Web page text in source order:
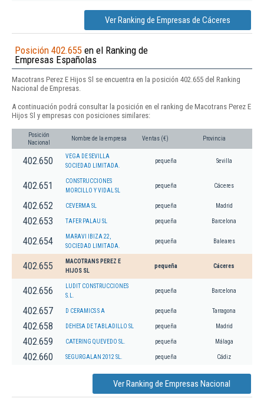
Ver Ranking de Empresas de Cáceres
Posición 402.655 en el Ranking de
Empresas Españolas
Macotrans Perez E Hijos Sl se encuentra en la posición 402.655 del Ranking
Nacional de Empresas.
A continuación podrá consultar la posición en el ranking de Macotrans Perez E
Hijos Sl y empresas con posiciones similares:
Posición
Nacional
Nombre de la empresa Ventas (€) Provincia
402.650
VEGA DE SEVILLA
SOCIEDAD LIMITADA.
pequeña Sevilla
402.651
CONSTRUCCIONES
MORCILLO Y VIDAL SL
pequeña Cáceres
402.652 CEVERMA SL pequeña Madrid
402.653 TAFER PALAU SL pequeña Barcelona
402.654
MARAVI IBIZA 22,
SOCIEDAD LIMITADA.
pequeña Baleares
402.655
MACOTRANS PEREZ E
HIJOS SL
pequeña Cáceres
402.656
LUDIT CONSTRUCCIONES
S.L.
pequeña Barcelona
402.657 D CERAMICS S A pequeña Tarragona
402.658 DEHESA DE TABLADILLO SL pequeña Madrid
402.659 CATERING QUEVEDO SL. pequeña Málaga
402.660 SEGURGALAN 2012 SL. pequeña Cádiz
Ver Ranking de Empresas Nacional